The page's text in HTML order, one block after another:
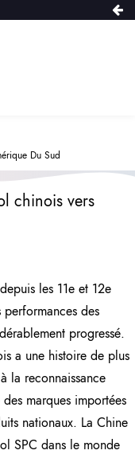
Du Sud
chinois vers
les 11e et 12e
des
progressé.
a une histoire de plus
la reconnaissance
marques importées
nationaux. La Chine
SPC dans le monde